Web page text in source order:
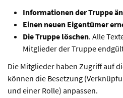
Informationen der Truppe
Einen neuen Eigentümer
Die Truppe löschen. Alle
Mitglieder der Truppe
Die Mitglieder haben Zugriff auf
können die Besetzung
und einer Rolle) anpassen.